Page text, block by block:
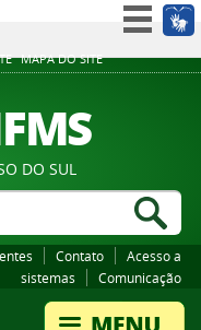
MAPA DO SITE
Participe
Legislação
Canais
DO SUL
Contato
Acesso a
sistemas
Comunicação